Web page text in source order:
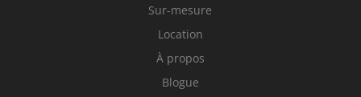
Sur-mesure
Location
À propos
Blogue